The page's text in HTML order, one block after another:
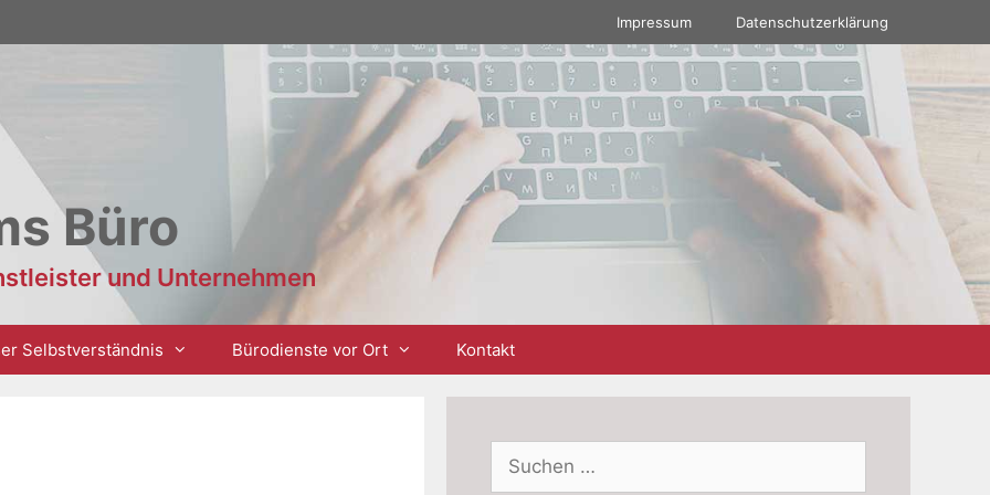
Impressum Datenschutzerklärung
Büro
und Unternehmen
Selbstverständnis Bürodienste vor Ort Kontakt
Suchen
nach: